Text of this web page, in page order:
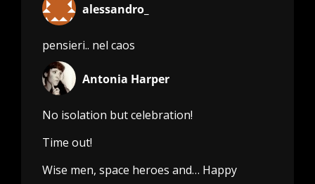
alessandro_
pensieri.. nel caos
Antonia Harper
No isolation but celebration!
Time out!
Wise men, space heroes and… Happy